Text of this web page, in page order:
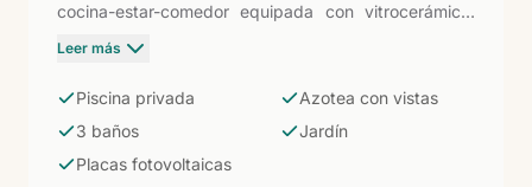
cocina-estar-comedor equipada con vitrocerámica,
horno, lavavajillas y bomba de ósmosis. Porche
ofrece terraza privada con vistas a Fuerteventura y
incluidas. Para familias o grupos de hasta seis
personas.
Leer más
Piscina privada
Azotea con vistas
3 baños
Jardín
Placas fotovoltaicas